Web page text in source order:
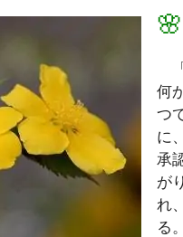
何
つ
に
承
が
れ
る